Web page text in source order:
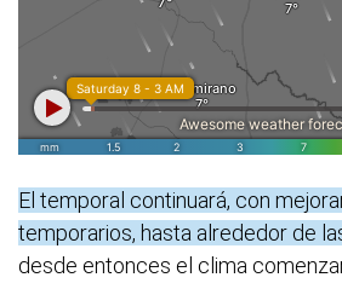
El temporal continuará, con
temporarios, hasta alrededor de
desde entonces el clima